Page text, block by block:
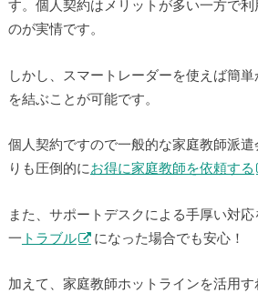
す。個人契約はメリットが多い一方で
のが実情です。
しかし、スマートレーダーを使えば簡
を結ぶことが可能です。
個人契約ですので一般的な家庭教師派遣
りも圧倒的にお得に家庭教師を依頼する
また、サポートデスクによる手厚い対
一 トラブル になった場合でも安心！
加えて、家庭教師ホットラインを活用